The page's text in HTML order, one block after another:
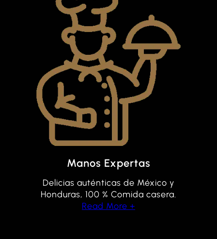
Manos Expertas
Delicias auténticas de México y
Honduras, 100 % Comida casera.
Read More +